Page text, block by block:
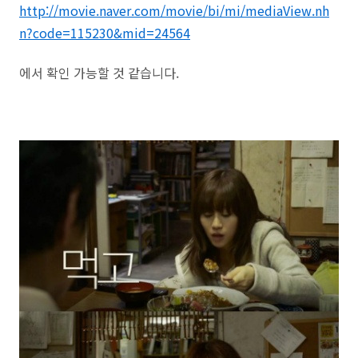
http://movie.naver.com/movie/bi/mi/mediaView.nh
n?code=115230&mid=24564
에서 확인 가능할 것 같습니다.